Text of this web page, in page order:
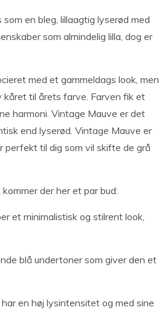
en bleg, lillaagtig lyserød med
som almindelig lilla, dog er
med et gammeldags look, men
kåret til årets farve. Farven fik et
harmoni. Vintage Mauve er det
end lyserød. Vintage Mauve er
perfekt til dig som vil skifte de grå
der her et par bud:
et minimalistisk og stilrent look,
blå undertoner som giver den et
en høj lysintensitet og med sine